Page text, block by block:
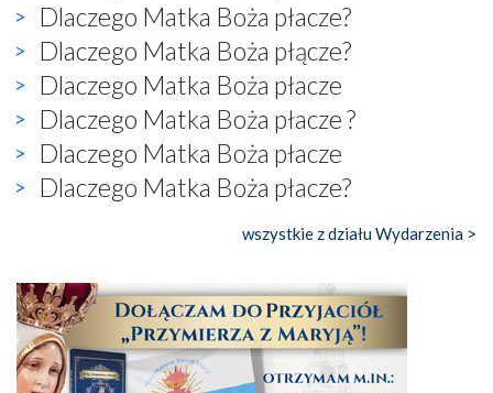
Dlaczego Matka Boża płacze?
Dlaczego Matka Boża płącze?
Dlaczego Matka Boża płacze
Dlaczego Matka Boża płacze ?
Dlaczego Matka Boża płacze
Dlaczego Matka Boża płacze?
wszystkie z działu Wydarzenia >